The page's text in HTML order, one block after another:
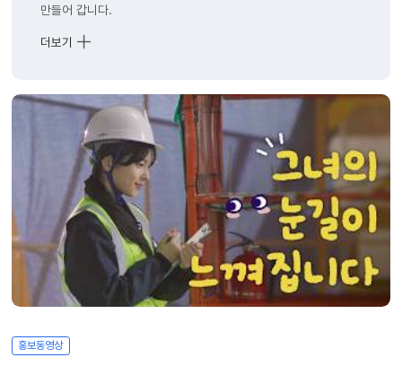
만들어 갑니다.
더보기
그녀가
비상?!
홍보동영상
상세화면
홍보동영상